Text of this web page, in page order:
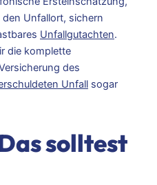
Unfallort, sichern
Unfallgutachten.
die komplette
des
Unfall sogar
solltest